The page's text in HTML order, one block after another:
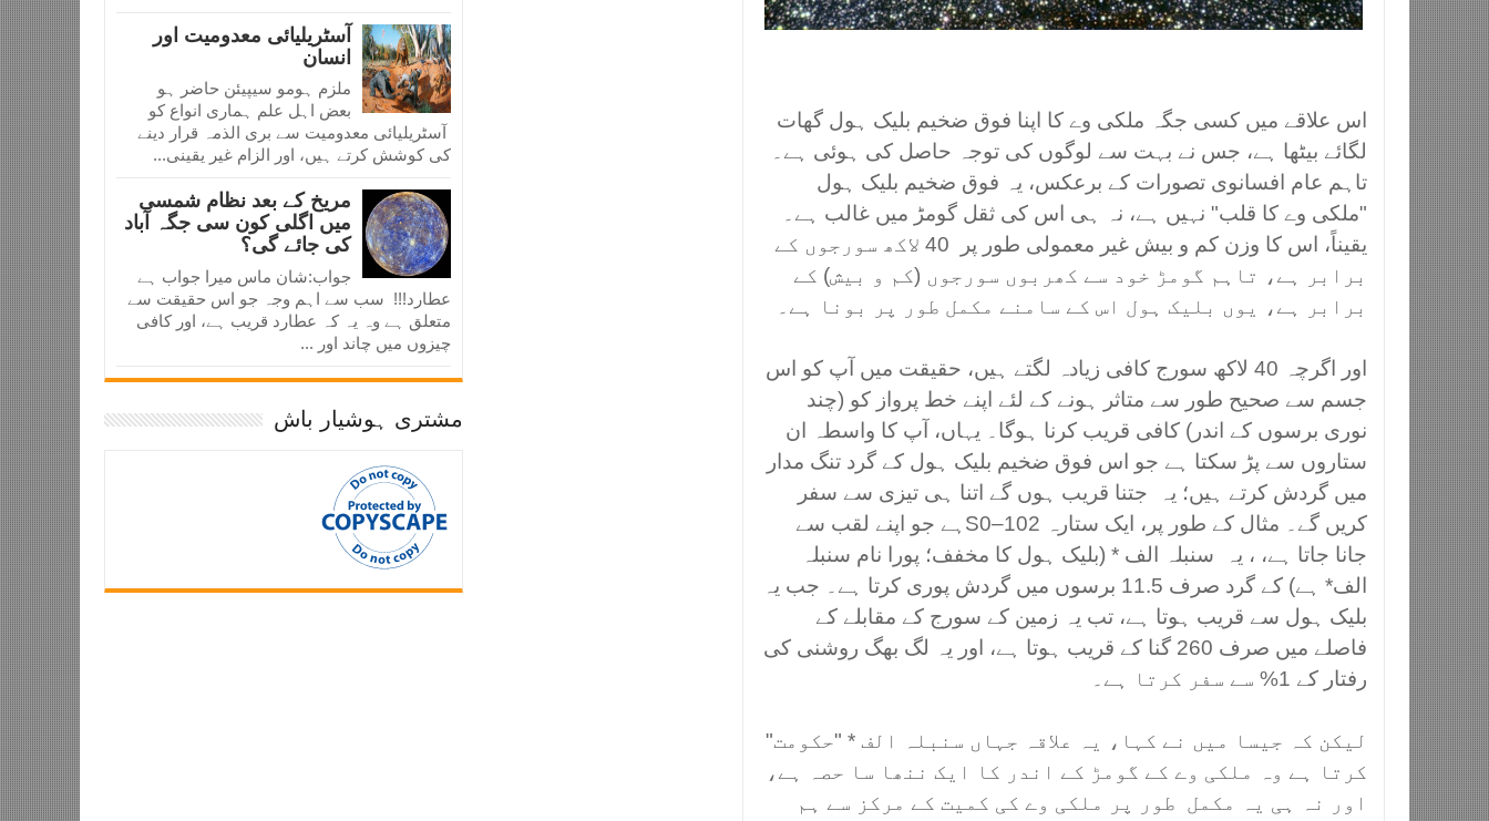
اس علاقے میں کسی جگہ ملکی وے کا اپنا فوق ضخیم بلیک ہول گھات
لگائے بیٹھا ہے، جس نے بہت سے لوگوں کی توجہ حاصل کی ہوئی ہے۔
تاہم عام افسانوی تصورات کے برعکس، یہ فوق ضخیم بلیک ہول
"ملکی وے کا قلب" نہیں ہے، نہ ہی اس کی ثقل گومڑ میں غالب ہے۔
یقیناً، اس کا وزن کم و بیش غیر معمولی طور پر 40 لاکھ سورجوں کے
برابر ہے، تاہم گومڑ خود سے کھربوں سورجوں (کم و بیش) کے
برابر ہے، یوں بلیک ہول اس کے سامنے مکمل طور پر بونا ہے۔
اور اگرچہ 40 لاکھ سورج کافی زیادہ لگتے ہیں، حقیقت میں آپ کو اس
جسم سے صحیح طور سے متاثر ہونے کے لئے اپنے خط پرواز کو (چند
نوری برسوں کے اندر) کافی قریب کرنا ہوگا۔ یہاں، آپ کا واسطہ ان
ستاروں سے پڑ سکتا ہے جو اس فوق ضخیم بلیک ہول کے گرد تنگ مدار
میں گردش کرتے ہیں؛ یہ جتنا قریب ہوں گے اتنا ہی تیزی سے سفر
کریں گے۔ مثال کے طور پر، ایک ستارہ S0–102 ہے جو اپنے لقب سے
جانا جاتا ہے، ، یہ سنبلہ الف * (بلیک ہول کا مخفف؛ پورا نام سنبلہ
الف* ہے) کے گرد صرف 11.5 برسوں میں گردش پوری کرتا ہے۔ جب یہ
بلیک ہول سے قریب ہوتا ہے، تب یہ زمین کے سورج کے مقابلے کے
فاصلے میں صرف 260 گنا کے قریب ہوتا ہے، اور یہ لگ بھگ روشنی کی
رفتار کے 1% سے سفر کرتا ہے۔
لیکن کہ جیسا میں نے کہا، یہ علاقہ جہاں سنبلہ الف * "حکومت"
کرتا ہے وہ ملکی وے کے گومڑ کے اندر کا ایک ننھا سا حصہ ہے،
اور نہ ہی یہ مکمل طور پر ملکی وے کی کمیت کے مرکز سے ہم
آسٹریلیائی معدومیت اور
انسان
ملزم ہومو سیپیئن حاضر ہو
بعض اہل علم ہماری انواع کو
آسٹریلیائی معدومیت سے بری الذمہ قرار دینے
کی کوشش کرتے ہیں، اور الزام غیر یقینی...
مریخ کے بعد نظام شمسی
میں اگلی کون سی جگہ آباد
کی جائے گی؟
جواب:شان ماس میرا جواب ہے
عطارد!!! سب سے اہم وجہ جو اس حقیقت سے
متعلق ہے وہ یہ کہ عطارد قریب ہے، اور کافی
چیزوں میں چاند اور ...
مشتری ہوشیار باش